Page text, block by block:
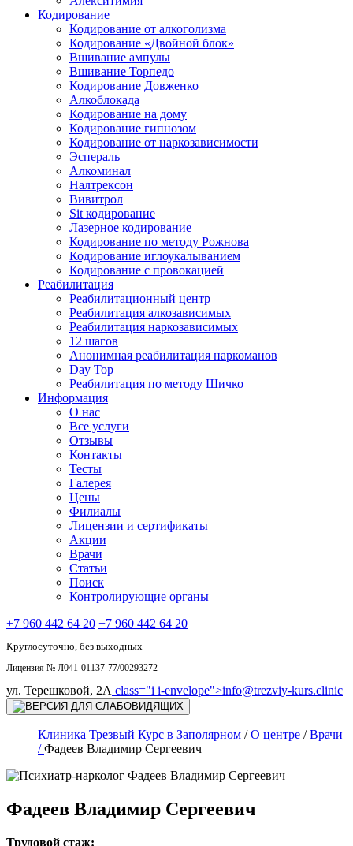
Кодирование
Кодирование от алкоголизма
Кодирование «Двойной блок»
Вшивание ампулы
Вшивание Торпедо
Кодирование Довженко
Алкоблокада
Кодирование на дому
Кодирование гипнозом
Кодирование от наркозависимости
Эспераль
Алкоминал
Налтрексон
Вивитрол
Sit кодирование
Лазерное кодирование
Кодирование по методу Рожнова
Кодирование иглоукалыванием
Кодирование с провокацией
Реабилитация
Реабилитационный центр
Реабилитация алкозависимых
Реабилитация наркозависимых
12 шагов
Анонимная реабилитация наркоманов
Day Top
Реабилитация по методу Шичко
Информация
О нас
Все услуги
Отзывы
Контакты
Тесты
Галерея
Цены
Филиалы
Лицензии и сертификаты
Акции
Врачи
Статьи
Поиск
Контролирующие органы
+7 960 442 64 20 +7 960 442 64 20
Круглосуточно, без выходных
Лицензия № Л041-01137-77/00293272
ул. Терешковой, 2А class="i i-envelope">info@trezviy-kurs.clinic
Клиника Трезвый Курс в Заполярном /О центре /Врачи
/Фадеев Владимир Сергеевич
Фадеев Владимир Сергеевич
Трудовой стаж: